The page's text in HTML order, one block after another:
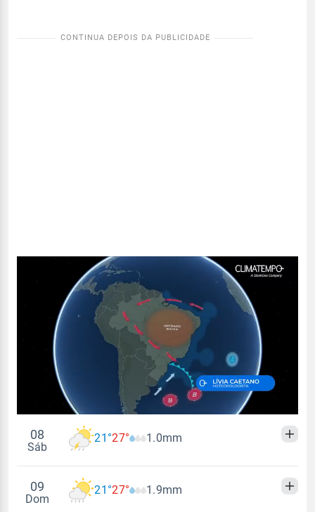
08
Sáb
21°27° 1.0mm
MadrugadaManhãTarde
09
Dom
21°27° 1.9mm